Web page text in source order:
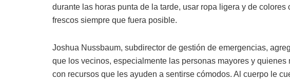
durante las horas punta de la tarde, usar ropa ligera y de
frescos siempre que fuera posible.
Joshua Nussbaum, subdirector de gestión de emergencias,
que los vecinos, especialmente las personas mayores y
con recursos que les ayuden a sentirse cómodos. Al cuerpo le